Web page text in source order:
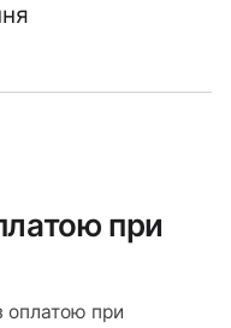
при
оплатою при